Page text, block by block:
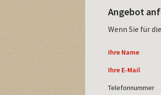
Angebot
Wenn Sie für
Ihre Name
Ihre E-Mail
Telefonnummer